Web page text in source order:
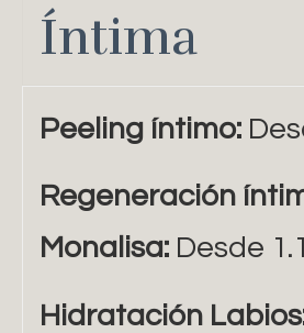
Íntima
Peeling íntimo:
Regeneración
Monalisa: Desde
Hidratación